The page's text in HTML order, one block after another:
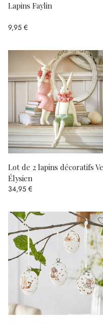
Lapins Faylin
9,95 €
Lot de 2 lapins décoratifs
Élysien
34,95 €